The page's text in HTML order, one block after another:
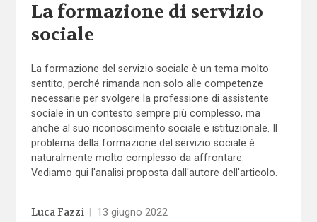
La formazione di servizio
sociale
La formazione del servizio sociale è un tema molto
sentito, perché rimanda non solo alle competenze
necessarie per svolgere la professione di assistente
sociale in un contesto sempre più complesso, ma
anche al suo riconoscimento sociale e istituzionale. Il
problema della formazione del servizio sociale è
naturalmente molto complesso da affrontare.
Vediamo qui l'analisi proposta dall'autore dell'articolo.
Luca Fazzi 13 giugno 2022